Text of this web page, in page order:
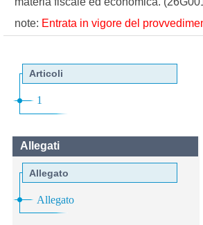
note: Entrata in vigore del